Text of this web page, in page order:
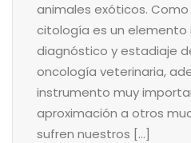
animales exóticos.
citología es un elemento
diagnóstico y estadiaje
oncología veterinaria,
instrumento muy
aproximación a otros
sufren nuestros […]